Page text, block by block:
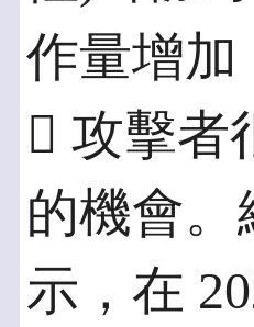
作量增加
 攻擊者
的機會。
示，在